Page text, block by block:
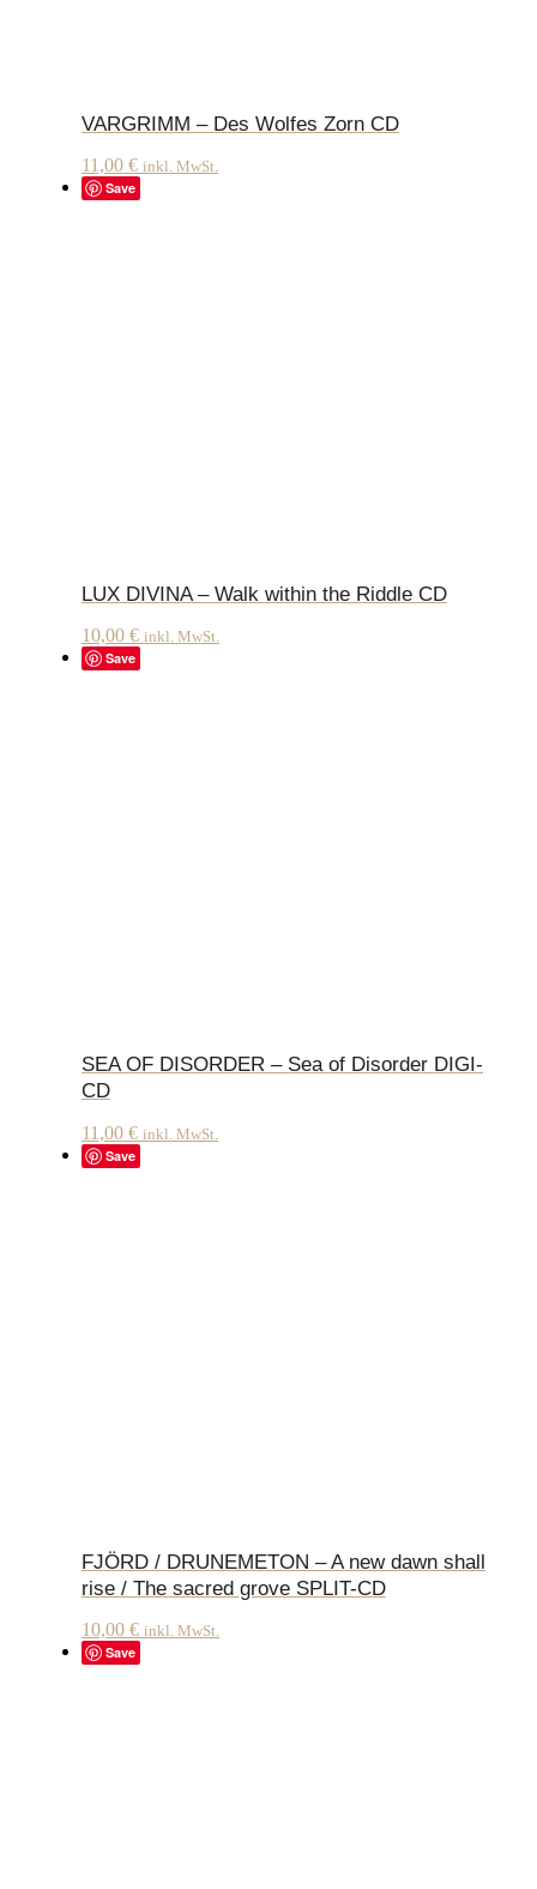
VARGRIMM – Des Wolfes Zorn CD
11,00 € inkl. MwSt.
Save
LUX DIVINA – Walk within the Riddle CD
10,00 € inkl. MwSt.
Save
SEA OF DISORDER – Sea of Disorder DIGI-
CD
11,00 € inkl. MwSt.
Save
FJÖRD / DRUNEMETON – A new dawn shall
rise / The sacred grove SPLIT-CD
10,00 € inkl. MwSt.
Save